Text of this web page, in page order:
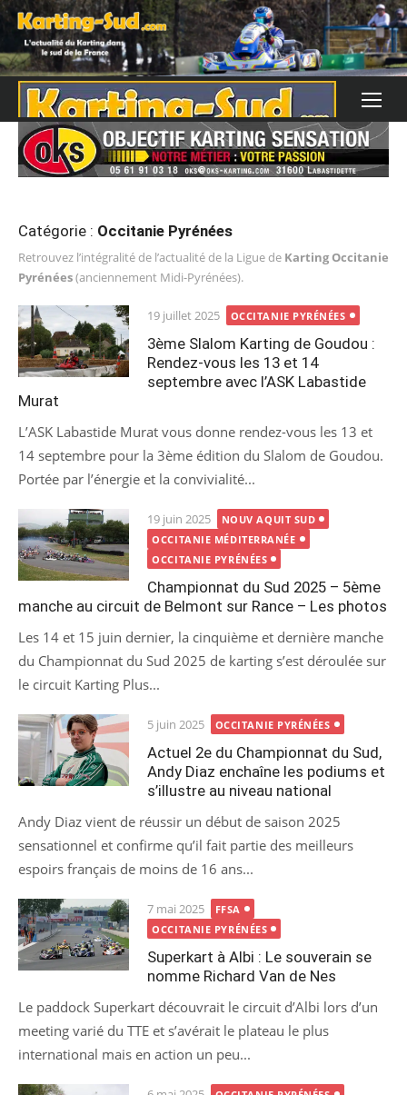
Skip
content
Catégorie : Occitanie Pyrénées
Retrouvez l’intégralité de l’actualité de la Ligue de Karting Occitanie
Pyrénées(anciennement Midi-Pyrénées).
Posted
on
19 juillet 2025 OCCITANIE PYRÉNÉES
3ème Slalom Karting de Goudou :
Rendez-vous les 13 et 14
septembre avec l’ASK Labastide
Murat
L’ASK Labastide Murat vous donne rendez-vous les 13 et
14 septembre pour la 3ème édition du Slalom de Goudou.
Portée par l’énergie et la convivialité...
Posted
on
19 juin 2025
NOUV AQUIT SUD
OCCITANIE MÉDITERRANÉE
OCCITANIE PYRÉNÉES
Championnat du Sud 2025 – 5ème
manche au circuit de Belmont sur Rance – Les photos
Les 14 et 15 juin dernier, la cinquième et dernière manche
du Championnat du Sud 2025 de karting s’est déroulée sur
le circuit Karting Plus...
Posted
on
5 juin 2025 OCCITANIE PYRÉNÉES
Actuel 2e du Championnat du Sud,
Andy Diaz enchaîne les podiums et
s’illustre au niveau national
Andy Diaz vient de réussir un début de saison 2025
sensationnel et confirme qu’il fait partie des meilleurs
espoirs français de moins de 16 ans...
Posted
on
7 mai 2025
FFSA
OCCITANIE PYRÉNÉES
Superkart à Albi : Le souverain se
nomme Richard Van de Nes
Le paddock Superkart découvrait le circuit d’Albi lors d’un
meeting varié du TTE et s’avérait le plateau le plus
international mais en action un peu...